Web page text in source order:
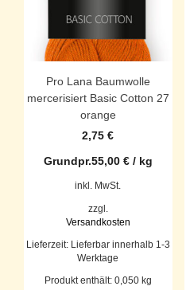
Pro Lana Baumwolle
mercerisiert Basic Cotton 27
orange
2,75€
Grundpr.55,00 €/ kg
inkl. MwSt.
zzgl.
Versandkosten
Lieferzeit: Lieferbar innerhalb 1-3
Werktage
Produkt enthält: 0,050 kg